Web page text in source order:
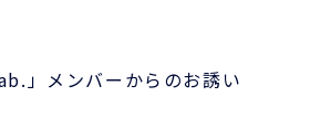
」メンバーからのお誘い